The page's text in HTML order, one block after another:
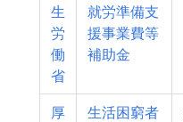
生
労
働
省
就労準備支
援事業費等
補助金
厚
生活困窮者